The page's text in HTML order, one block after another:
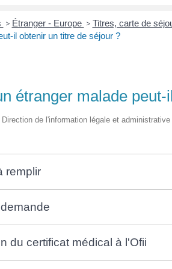
> Étranger - Europe > Titres, carte de
il obtenir un titre de séjour ?
étranger malade
de l'information légale et
remplir
du certificat médical à l'Ofii